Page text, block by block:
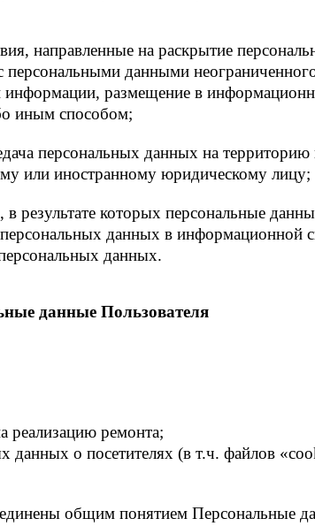
направленные на раскрытие
данными
информации, размещение в
иным способом;
персональных данных на территорию
или иностранному юридическому лицу;
которых персональные
данных в информационной
данных.
данные Пользователя
ремонта;
данных о посетителях (в т.ч. файлов
общим понятием Персональные